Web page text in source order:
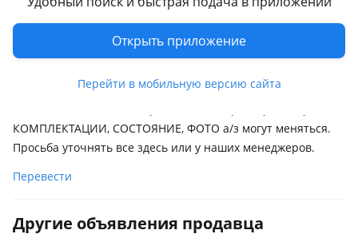
Открыть приложение
Перейти в мобильную версию сайта
уточняйте по телефону! Цвета, комплектацию, номера
запчастей и агрегатов уточняйте по телефону! Внимание!
Фотографии в объявлении могут не совпадать с той
потому что ассортимент постоянно меняется! В связи с
КОМПЛЕКТАЦИИ, СОСТОЯНИЕ, ФOТО а/з могут меняться.
Просьба уточнять все здесь или у наших менеджеров.
Перевести
Другие объявления продавца